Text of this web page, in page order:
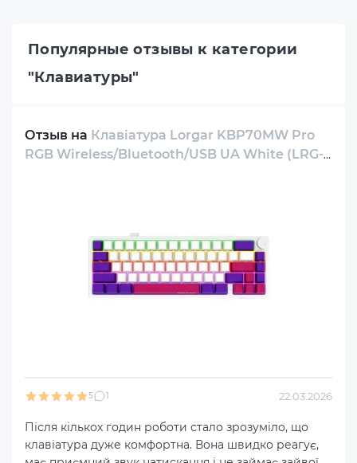
Популярные отзывы к категории
"Клавиатуры"
Отзыв на Клавіатура Lorgar KBP70MW Pro
RGB Wireless/Bluetooth/USB UA White (LRG-
5 1 22.03.2026
Після кількох годин роботи стало зрозуміло, що
клавіатура дуже комфортна. Вона швидко реагує,